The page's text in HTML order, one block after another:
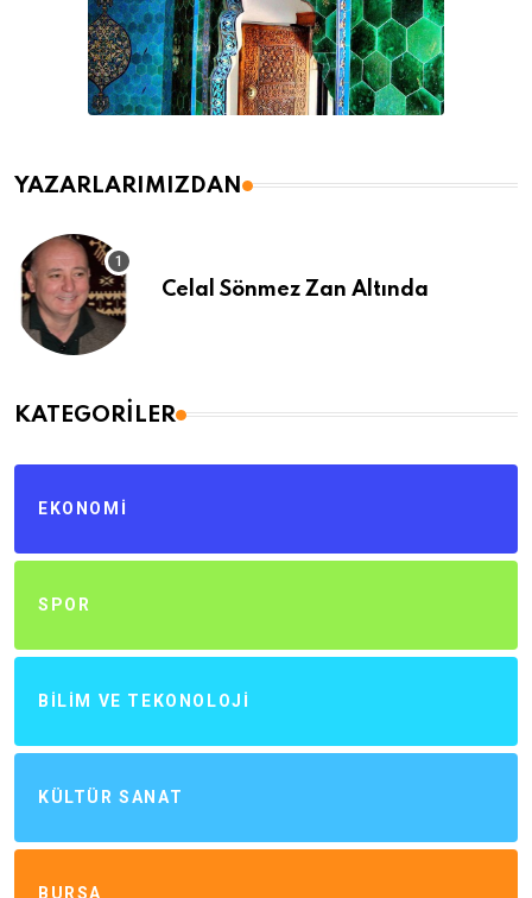
YAZARLARIMIZDAN
Celal Sönmez Zan Altında
KATEGORILER
EKONOMI
SPOR
BILIM VE TEKONOLOJI
KÜLTÜR SANAT
BURSA